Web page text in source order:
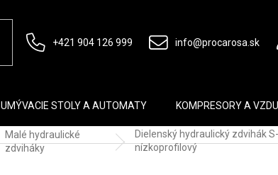
+421 904 126 999 info@procarosa.sk
UMÝVACIE STOLY A AUTOMATY KOMPRESORY A
Malé hydraulické
zdviháky
Dielenský hydraulický zdvihák
nízkoprofilový